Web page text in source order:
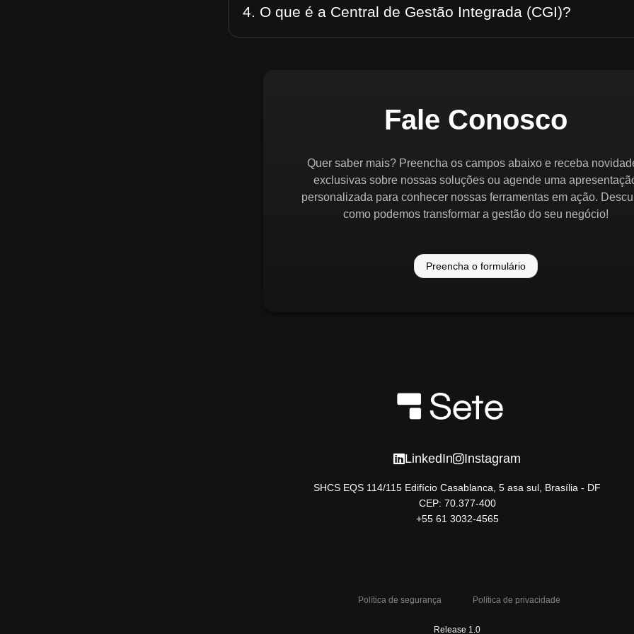
4. O que é a Central de Gestão Integrada (CGI)?
Fale Conosco
Quer saber mais? Preencha os campos abaixo e receba
exclusivas sobre nossas soluções ou agende uma
personalizada para conhecer nossas ferramentas em ação.
como podemos transformar a gestão do seu negócio!
Preencha o formulário
LinkedIn Instagram
SHCS EQS 114/115 Edifício Casablanca, 5 asa sul, Brasília - DF
CEP: 70.377-400
+55 61 3032-4565
Política de segurança Política de privacidade
Release 1.0